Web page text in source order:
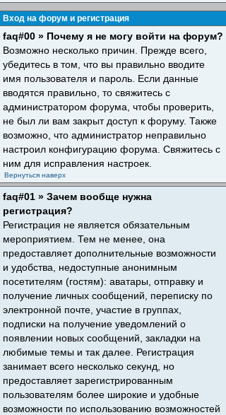
Вход на форум и регистрация
faq#00 » Почему я не могу войти на форум?
Возможно несколько причин. Прежде всего,
убедитесь в том, что вы правильно вводите
имя пользователя и пароль. Если данные
вводятся правильно, то свяжитесь с
администратором форума, чтобы проверить,
не был ли вам закрыт доступ к форуму. Также
возможно, что администратор неправильно
настроил конфигурацию форума. Свяжитесь с
ним для исправления настроек.
Вернуться наверх
faq#01 » Зачем вообще нужна
регистрация?
Регистрация не является обязательным
мероприятием. Тем не менее, она
предоставляет дополнительные возможности
и удобства, недоступные анонимным
посетителям (гостям): аватары, отправку и
получение личных сообщений, переписку по
электронной почте, участие в группах,
подписки на получение уведомлений о
появлении новых сообщений, закладки на
любимые темы и так далее. Регистрация
занимает всего несколько секунд, но
предоставляет зарегистрированным
пользователям более широкие и удобные
возможности по использованию возможностей